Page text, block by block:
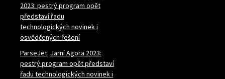
2023: pestrý program opět
představí řadu
technologických novinek i
osvědčených řešení
ParseJet: Jarní Agora 2023:
pestrý program opět představí
řadu technologických novinek i